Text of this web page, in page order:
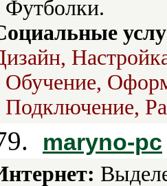
Футболки.
Обучение,
Подключение,
maryno-pc